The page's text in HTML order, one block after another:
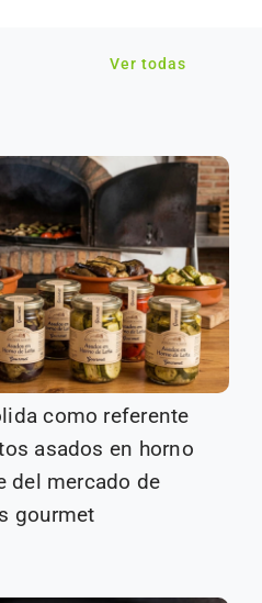
Ver todas
como referente
asados en horno
del mercado de
gourmet